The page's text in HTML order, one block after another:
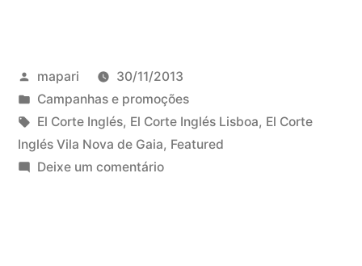
Inglés
com
desconto
direto
Publicado
por
mapari
30/11/2013
Publicado
em
Campanhas e promoções
Etiquetas:
El Corte Inglés, El Corte Inglés Lisboa, El Corte
Inglés Vila Nova de Gaia, Featured
Deixe um comentárioem